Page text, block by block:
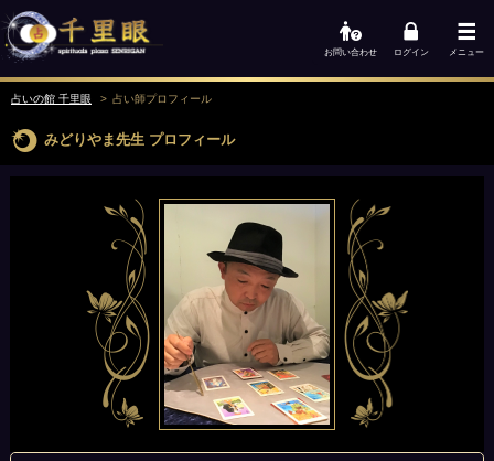
お問い合わせ ログイン メニュー
占いの館 千里眼 占い師プロフィール
みどりやま先生 プロフィール